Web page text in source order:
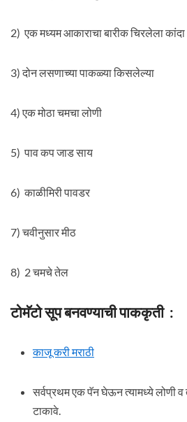
2) एक मध्यम आकाराचा बारीक चिरलेला कांदा
3) दोन लसणाच्या पाकळ्या किसलेल्या
4) एक मोठा चमचा लोणी
5) पाव कप जाड साय
6) काळीमिरी पावडर
7) चवीनुसार मीठ
8) 2 चमचे तेल
टोमॅटो सूप बनवण्याची पाककृती :
काजू करी मराठी
सर्वप्रथम एक पॅन घेऊन त्यामध्ये लोणी
टाकावे.